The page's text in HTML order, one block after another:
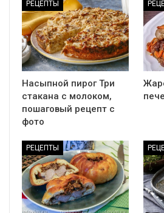
РЕЦЕПТЫ
Насыпной пирог Три
стакана с молоком,
пошаговый рецепт с
фото
РЕЦЕПТЫ